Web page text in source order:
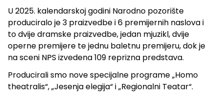
U 2025. kalendarskoj godini Narodno pozorište
produciralo je 3 praizvedbe i 6 premijernih naslova i
to dvije dramske praizvedbe, jedan mjuzikl, dvije
operne premijere te jednu baletnu premijeru, dok je
na sceni NPS izvedena 109 reprizna predstava.
Producirali smo nove specijalne programe „Homo
theatralis“, „Jesenja elegija“ i „Regionalni Teatar“.